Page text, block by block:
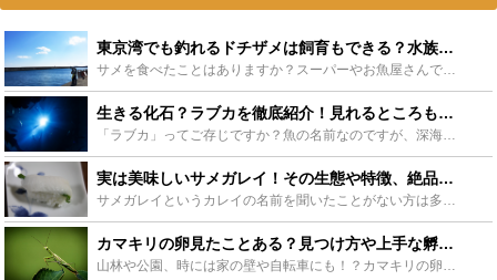
東京湾でも釣れるドチザメは飼育もできる？水族館の人気者をチェック！ - Leisurego(レジャーゴー)
サメを食べたことはありますか？スーパーやお魚屋さんでもあまり見かけないので、食べたことのある人は少ないと思います。秘密ですが実はおいしいと評判です。そんなサメのなかでも特に手に入りにくいのがドチザメ...
生きる化石？ラブカを徹底紹介！見れるところも紹介します！ - Leisurego(レジャーゴー)
「ラブカ」ってご存じですか？魚の名前なのですが、深海に住むサメの一種です。カグラザメ目ラブカ科に分類されており、サメの原始の生態を持っていることから生きる化石と呼ばれています。そんなに聞かない名前か...
実は美味しいサメガレイ！その生態や特徴、絶品の食べ方をご紹介します！ - Leisurego(レジャーゴー)
サメガレイというカレイの名前を聞いたことがない方は多いと思います。もしサメガレイを見たことがある方でも、そのビジュアルから素通りしてしまいそうな魚ですが、実はそのサメガレイが絶品なのです！この記事で...
カマキリの卵見たことある？見つけ方や上手な孵化のさせ方も徹底解説！ - Leisurego(レジャーゴー)
山林や公園、時には家の壁や自転車にも！？カマキリの卵は街を見渡すといたるところで見つけられます。カマキリはどうやって卵から羽化するの？持ち帰ってお家で羽化させることはできるの？今回はカマキリの卵に関...